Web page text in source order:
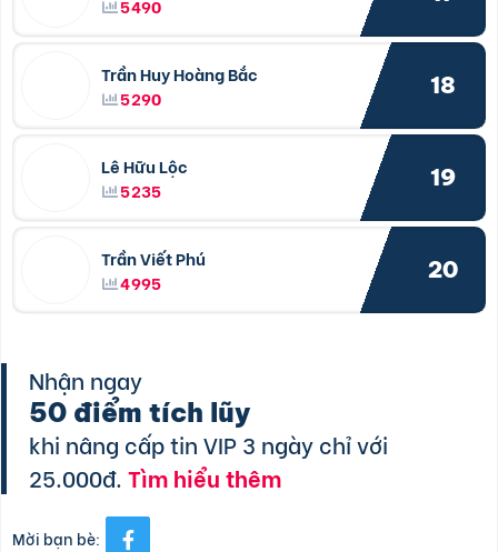
5490
Trần Huy Hoàng Bắc
5290
18
Lê Hữu Lộc
5235
19
Trần Viết Phú
4995
20
Nhận ngay
50 điểm tích lũy
khi nâng cấp tin VIP 3 ngày chỉ với
25.000đ.Tìm hiểu thêm
Mời bạn bè: